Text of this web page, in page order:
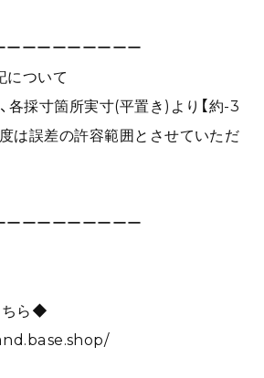
ーーーーーーーーー
ついて
各採寸箇所実寸(平置き)より【約-3
は誤差の許容範囲とさせていただ
ーーーーーーーーー
ちら◆